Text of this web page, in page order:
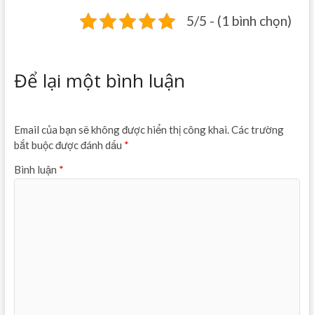
5/5 - (1 bình chọn)
Để lại một bình luận
Email của bạn sẽ không được hiển thị công khai.Các trường
bắt buộc được đánh dấu *
Bình luận *